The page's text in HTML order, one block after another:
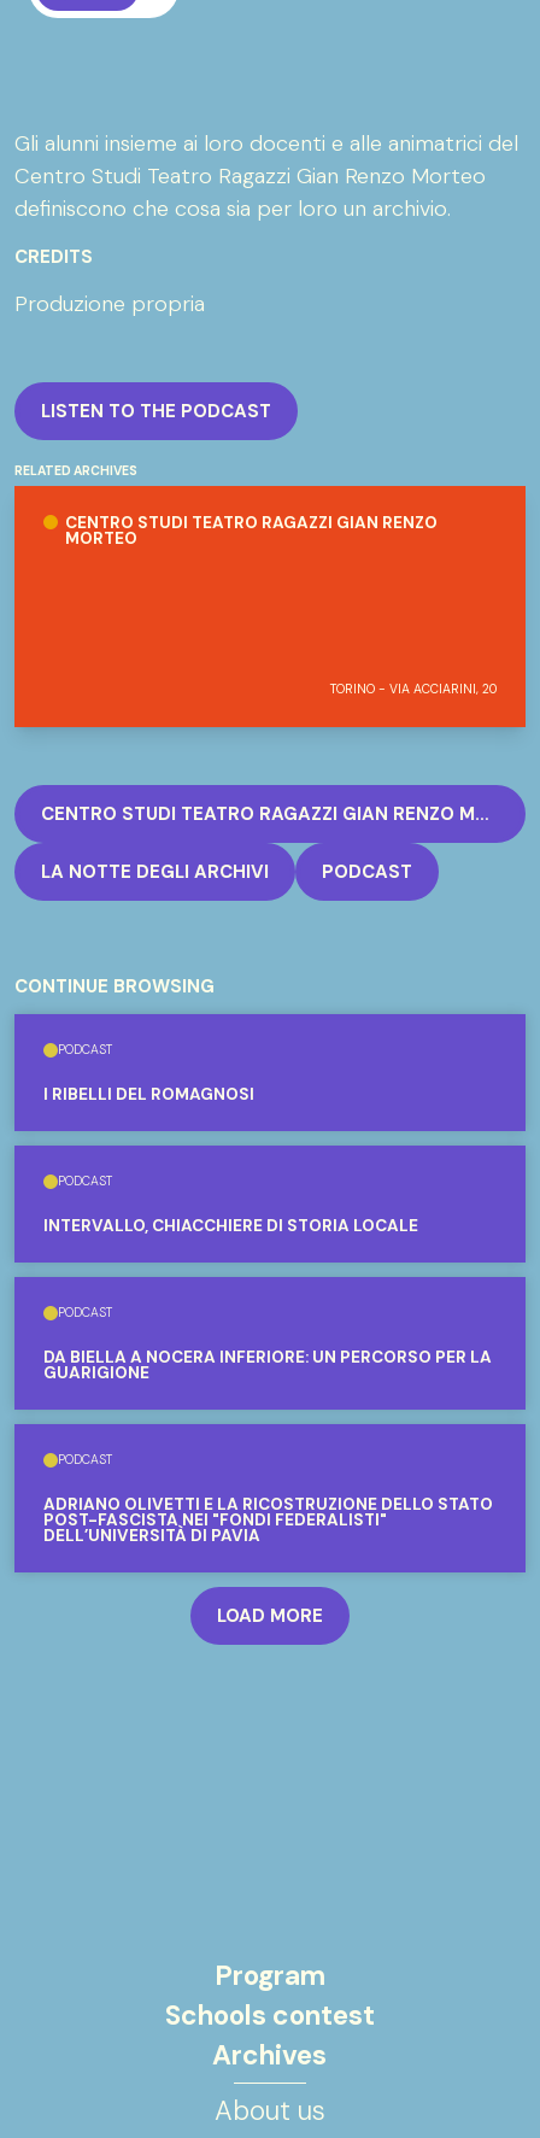
LISTEN TO THE PODCAST
RELATED ARCHIVES
CENTRO STUDI TEATRO RAGAZZI GIAN RENZO
MORTEO
TORINO - VIA ACCIARINI, 20
CENTRO STUDI TEATRO RAGAZZI GIAN RENZO MORTEO
LA NOTTE DEGLI ARCHIVI PODCAST
Gli alunni insieme ai loro docenti e alle animatrici del
Centro Studi Teatro Ragazzi Gian Renzo Morteo
definiscono che cosa sia per loro un archivio.
CREDITS
Produzione propria
CONTINUE BROWSING
PODCAST
I RIBELLI DEL ROMAGNOSI
PODCAST
INTERVALLO, CHIACCHIERE DI STORIA LOCALE
PODCAST
DA BIELLA A NOCERA INFERIORE: UN PERCORSO PER LA
GUARIGIONE
PODCAST
ADRIANO OLIVETTI E LA RICOSTRUZIONE DELLO STATO
POST-FASCISTA NEI "FONDI FEDERALISTI"
DELL’UNIVERSITÀ DI PAVIA
LOAD MORE
Program
Schools contest
Archives
About us